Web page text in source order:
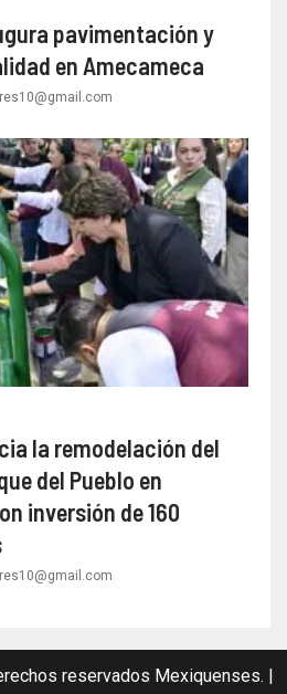
pavimentación y
en Amecameca
la remodelación del
del Pueblo en
inversión de 160
reservados Mexiquenses. |